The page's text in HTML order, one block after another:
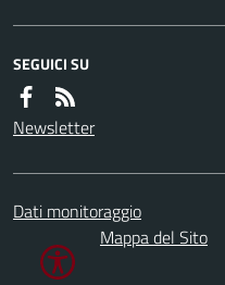
SEGUICI SU
Newsletter
Dati monitoraggio
Mappa del Sito